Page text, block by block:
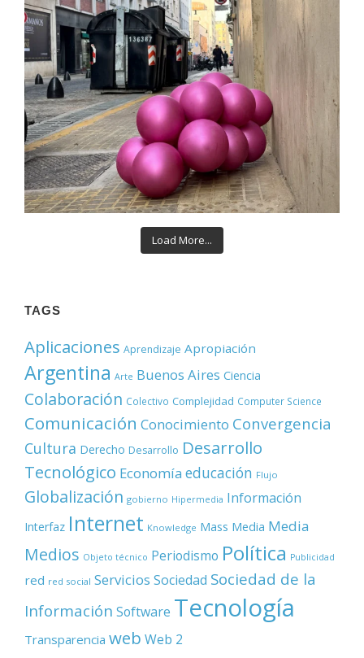
Load More...
TAGS
Aplicaciones Aprendizaje Apropiación
Argentina Arte Buenos Aires Ciencia
Colaboración Colectivo Complejidad Computer Science
Comunicación Conocimiento Convergencia
Cultura Derecho Desarrollo Desarrollo
Tecnológico Economía educación Flujo
Globalización gobierno Hipermedia Información
Interfaz Internet Knowledge Mass Media Media
Medios Objeto técnico Periodismo Política Publicidad
red red social Servicios Sociedad Sociedad de la
Información Software Tecnología
Transparencia web Web 2